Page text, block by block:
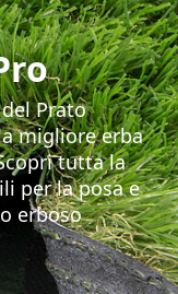
Prato
migliore erba
tutta la
per la posa e
erboso